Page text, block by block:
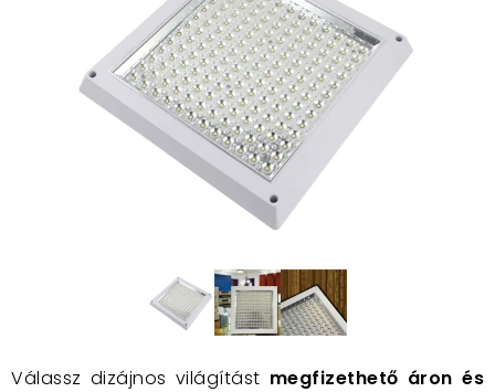
Válassz dizájnos világítást megfizethető áron és